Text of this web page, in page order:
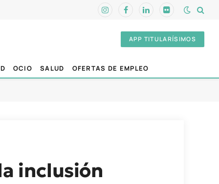
InstagramFacebookLinkedInFlickr
APP TITULARÍSIMOS
OCIO SALUD OFERTAS DE EMPLEO
inclusión